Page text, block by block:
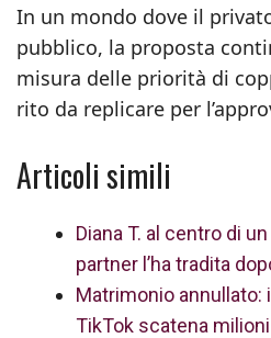
In un mondo dove il
pubblico, la proposta
misura delle priorità di
rito da replicare per
Articoli simili
Diana T. al centro di
partner l’ha tradita
Matrimonio annullato:
TikTok scatena